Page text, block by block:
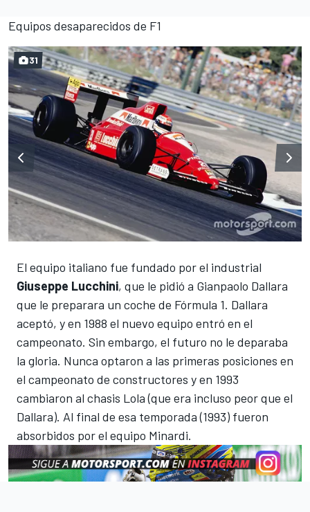
Equipos desaparecidos de F1
El equipo italiano fue fundado por el industrial
Giuseppe Lucchini, que le pidió a Gianpaolo Dallara
que le preparara un coche de Fórmula 1. Dallara
aceptó, y en 1988 el nuevo equipo entró en el
campeonato. Sin embargo, el futuro no le deparaba
la gloria. Nunca optaron a las primeras posiciones en
el campeonato de constructores y en 1993
cambiaron al chasis Lola (que era incluso peor que el
Dallara). Al final de esa temporada (1993) fueron
absorbidos por el equipo Minardi.
31